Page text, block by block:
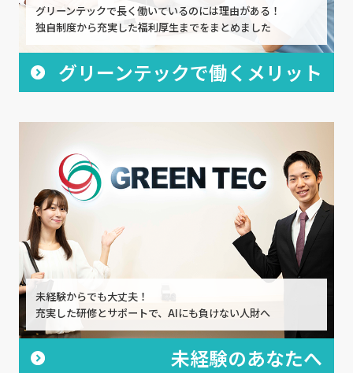
グリーンテックで長く働いているのには理由がある！
独自制度から充実した福利厚生までをまとめました
グリーンテックで働くメリット
未経験からでも大丈夫！
充実した研修とサポートで、AIにも負けない人財へ
未経験のあなたへ